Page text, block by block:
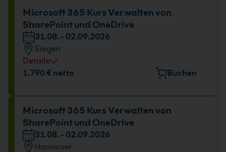
Datum und Uhrzeit
31.08. - 02.09.2026
09:00 - 16:00 Uhr
Microsoft 365 Kurs Verwalten von
SharePoint und OneDrive
31.08. - 02.09.2026
Siegen
Details
Veranstaltungsort
Datum und Uhrzeit
31.08. - 02.09.2026
09:00 - 16:00 Uhr
1.790 € netto Buchen
Microsoft 365 Kurs Verwalten von
SharePoint und OneDrive
31.08. - 02.09.2026
Hannover